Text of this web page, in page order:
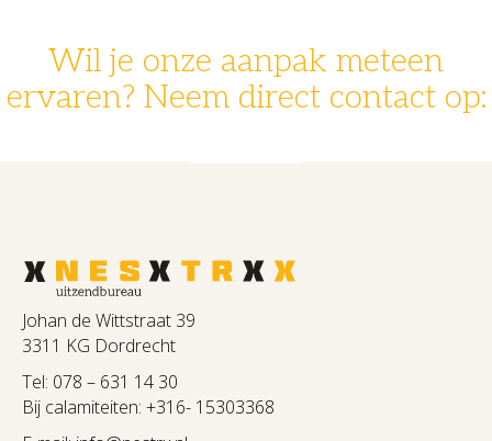
Wil je onze aanpak meteen
ervaren? Neem direct contact op:
Johan de Wittstraat 39
3311 KG Dordrecht
Tel: 078 – 631 14 30
Bij calamiteiten: +316- 15303368